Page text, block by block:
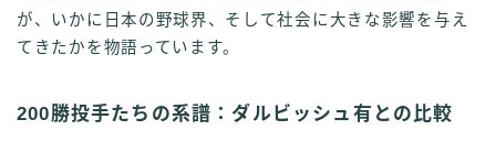
が、いかに日本の野球界、そして社会に大きな影響を与え
てきたかを物語っています。
200勝投手たちの系譜：ダルビッシュ有との比較